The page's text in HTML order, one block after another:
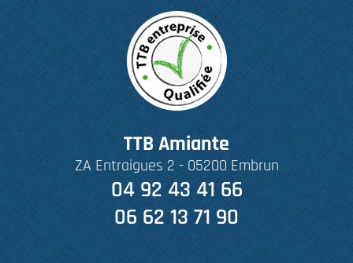
TTB Amiante
ZA Entraigues 2 - 05200 Embrun
04 92 43 41 66
06 62 13 71 90